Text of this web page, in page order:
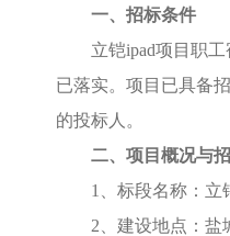
一、招标条件
立铠ipad项目职
已落实。项目已具备
的投标人。
二、 项目概况与
1、标段名称：立
2、建设地点：盐